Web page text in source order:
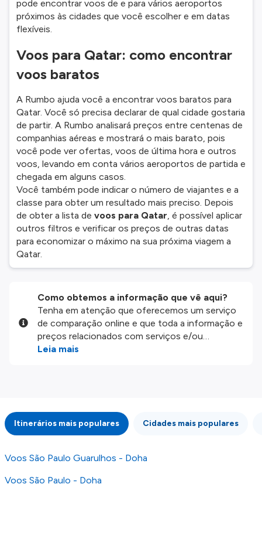
pode encontrar voos de e para vários aeroportos
próximos às cidades que você escolher e em datas
flexíveis.
Voos para Qatar: como encontrar
voos baratos
A Rumbo ajuda você a encontrar voos baratos para
Qatar. Você só precisa declarar de qual cidade gostaria
de partir. A Rumbo analisará preços entre centenas de
companhias aéreas e mostrará o mais barato, pois
você pode ver ofertas, voos de última hora e outros
voos, levando em conta vários aeroportos de partida e
chegada em alguns casos.
Você também pode indicar o número de viajantes e a
classe para obter um resultado mais preciso. Depois
de obter a lista de voos para Qatar, é possível aplicar
outros filtros e verificar os preços de outras datas
para economizar o máximo na sua próxima viagem a
Qatar.
Como obtemos a informação que vê aqui?
Tenha em atenção que oferecemos um serviço
de comparação online e que toda a informação e
preços relacionados com serviços e/ou
produtos disponíveis no nosso website são
integridade ou pela precisão da informação
publicada, por isso verifique com atenção todas
as condições no website do parceiro antes de
fazer uma reserva. Para mais detalhes verifique
os nossosTermos e Condições
Leia mais
Itinerários mais populares Cidades mais populares
Voos São Paulo Guarulhos - Doha
Voos São Paulo - Doha